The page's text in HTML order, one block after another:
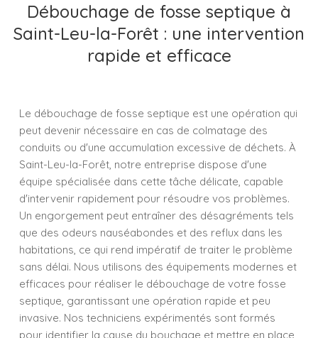
Débouchage de fosse septique à
Saint-Leu-la-Forêt : une intervention
rapide et efficace
Le débouchage de fosse septique est une opération qui
peut devenir nécessaire en cas de colmatage des
conduits ou d'une accumulation excessive de déchets. À
Saint-Leu-la-Forêt, notre entreprise dispose d'une
équipe spécialisée dans cette tâche délicate, capable
d'intervenir rapidement pour résoudre vos problèmes.
Un engorgement peut entraîner des désagréments tels
que des odeurs nauséabondes et des reflux dans les
habitations, ce qui rend impératif de traiter le problème
sans délai. Nous utilisons des équipements modernes et
efficaces pour réaliser le débouchage de votre fosse
septique, garantissant une opération rapide et peu
invasive. Nos techniciens expérimentés sont formés
pour identifier la cause du bouchage et mettre en place